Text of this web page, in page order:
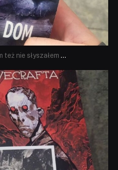
też nie słyszałem ...
Wrz 19